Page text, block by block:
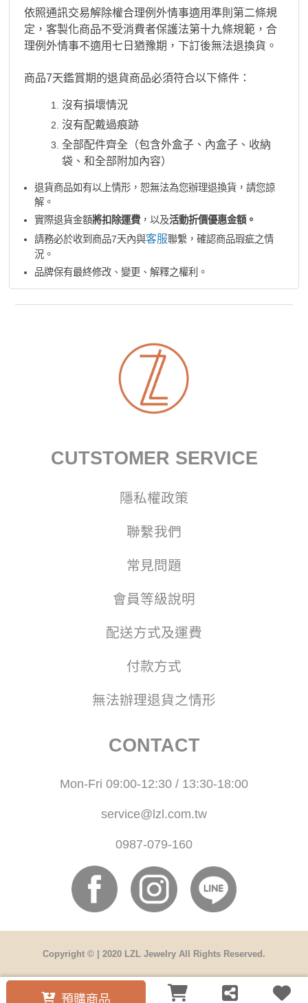
依照通訊交易解除權合理例外情事適用準則第二條規
定，客製化商品不受消費者保護法第十九條規範，合
理例外情事不適用七日猶豫期，下訂後無法退換貨。
商品7天鑑賞期的退貨商品必須符合以下條件：
沒有損壞情況
沒有配戴過痕跡
全部配件齊全（包含外盒子、內盒子、收納
袋、和全部附加內容）
退貨商品如有以上情形，恕無法為您辦理退換貨，請您諒
解。
實際退貨金額將扣除運費，以及活動折價優惠金額。
請務必於收到商品7天內與客服聯繫，確認商品瑕疵之情
況。
品牌保有最終修改、變更、解釋之權利。
CUTSTOMER SERVICE
隱私權政策
聯繫我們
常見問題
會員等級說明
配送方式及運費
付款方式
無法辦理退貨之情形
CONTACT
Mon-Fri 09:00-12:30 / 13:30-18:00
service@lzl.com.tw
0987-079-160
Copyright © | 2020 LZL Jewelry All Rights Reserved.
預購商品